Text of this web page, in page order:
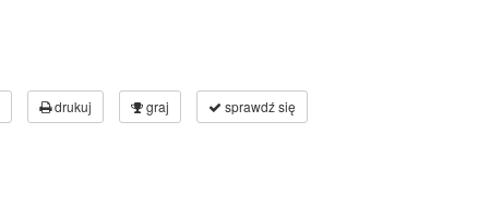
drukuj graj sprawdź się